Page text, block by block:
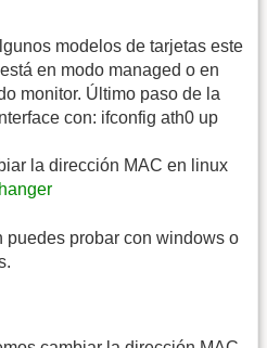
modelos de tarjetas este
en modo managed o en
monitor. Último paso de la
con: ifconfig ath0 up
la dirección MAC en linux
puedes probar con windows o